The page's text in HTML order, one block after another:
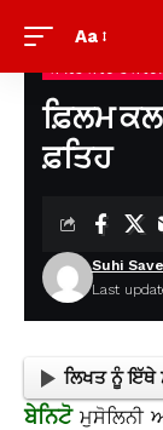
Aa
Suhi Saver>
ਫ਼ਿਲਮ
ਫ਼ਤਿਹ
Last
Suhi
ਲਿਖਤ ਨੂੰ ਇੱਥੇ
ਬੇਨਿਟੋਮੁਸੋਲਿਨੀ